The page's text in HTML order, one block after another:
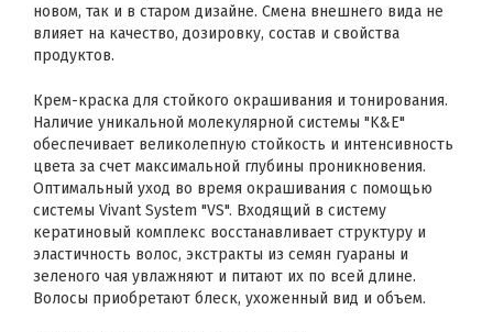
новом, так и в старом дизайне. Смена внешнего вида не
влияет на качество, дозировку, состав и свойства
продуктов.
Крем-краска для стойкого окрашивания и тонирования.
Наличие уникальной молекулярной системы "K&E"
обеспечивает великолепную стойкость и интенсивность
цвета за счет максимальной глубины проникновения.
Оптимальный уход во время окрашивания с помощью
системы Vivant System "VS". Входящий в систему
кератиновый комплекс восстанавливает структуру и
эластичность волос, экстракты из семян гуараны и
зеленого чая увлажняют и питают их по всей длине.
Волосы приобретают блеск, ухоженный вид и объем.